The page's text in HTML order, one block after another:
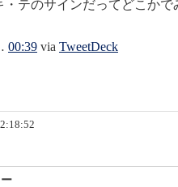
テのサインだってどこかで
00:39 via TweetDeck